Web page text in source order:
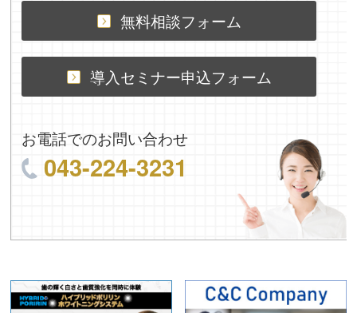
無料相談フォーム
導入セミナー申込フォーム
お電話でのお問い合わせ
043-224-3231